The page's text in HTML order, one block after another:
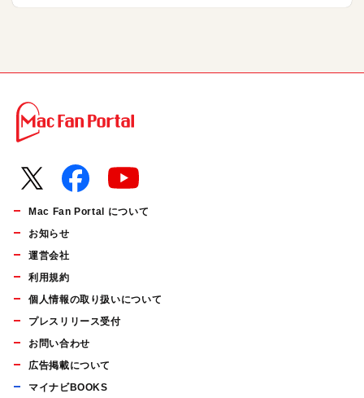
Mac Fan Portal について
お知らせ
運営会社
利用規約
個人情報の取り扱いについて
プレスリリース受付
お問い合わせ
広告掲載について
マイナビBOOKS